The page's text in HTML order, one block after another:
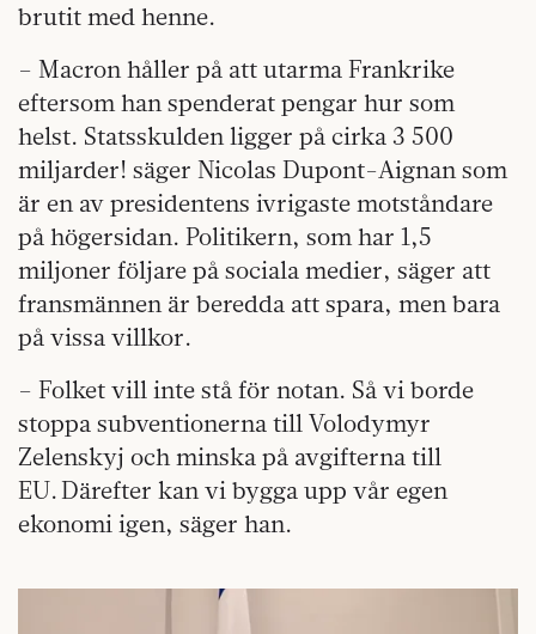
brutit med henne.
– Macron håller på att utarma Frankrike
eftersom han spenderat pengar hur som
helst. Statsskulden ligger på cirka 3 500
miljarder! säger Nicolas Dupont-Aignan som
är en av presidentens ivrigaste motståndare
på högersidan. Politikern, som har 1,5
miljoner följare på sociala medier, säger att
fransmännen är beredda att spara, men bara
på vissa villkor.
– Folket vill inte stå för notan. Så vi borde
stoppa subventionerna till Volodymyr
Zelenskyj och minska på avgifterna till
EU. Därefter kan vi bygga upp vår egen
ekonomi igen, säger han.